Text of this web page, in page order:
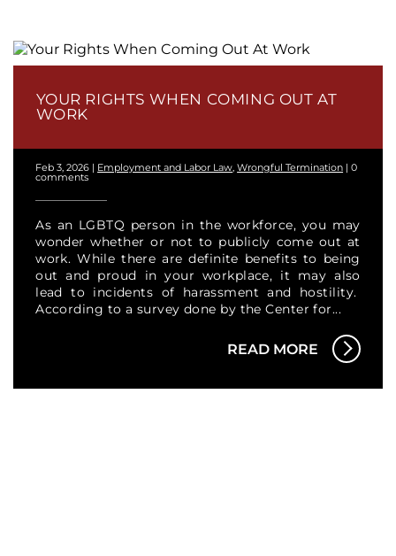
YOUR RIGHTS WHEN COMING OUT AT
WORK
Feb 3, 2026 | Employment and Labor Law,Wrongful Termination |0
comments
As an LGBTQ person in the workforce, you may
wonder whether or not to publicly come out at
work. While there are definite benefits to being
out and proud in your workplace, it may also
lead to incidents of harassment and hostility.
According to a survey done by the Center for...
READ MORE